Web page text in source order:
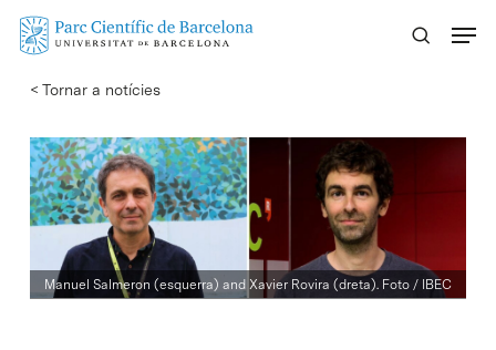
Skip
content
< Tornar a notícies
Manuel Salmeron (esquerra) and Xavier Rovira (dreta). Foto / IBEC